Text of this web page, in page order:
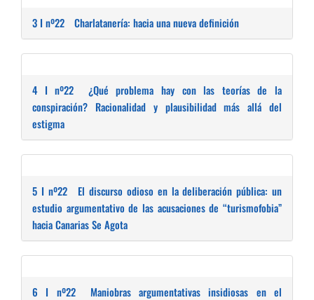
3 I nº22 Charlatanería: hacia una nueva definición
4 I nº22
¿Qué problema hay con las teorías de la
conspiración? Racionalidad y plausibilidad más allá del
estigma
5 I nº22
El discurso odioso en la deliberación pública: un
estudio argumentativo de las acusaciones de “turismofobia”
hacia Canarias Se Agota
6 I nº22
Maniobras argumentativas insidiosas en el